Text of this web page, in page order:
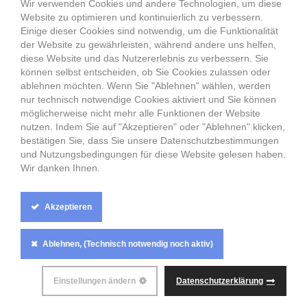
Frauen aus Russland, Russische Frauen
Partnervermittlung Belarus Weißrussland,
Partnervermittlung Minsk, Traumfrau aus Belarus
Weißrussland
Sie suchen eine Traumfrau aus Russland, Weissrussland, der
Ukraine, Deutschland? Frauen aus den Städte wie Moskau,
Minsk, Sankt Petersburg, Berlin suchen Ihren Traummann.
Singelpartys in Moskau, Sankt Petersburg, Minsk.
Singlepartys in Russland, Weißrussland, Belarus und der
Ukraine. Ihre Datingagentur für Russland, Ihre Datingagentur
für Weißrussland, Ihr Dating Minsk, Ihr Dating Moskau, Ihr
Dating Sankt Petersburg
Frauen aus Belarus Weißrussland, Belarus Weißrussische
Frauen, Frauen aus Minsk
ALLE RECHTE VORBEHALTENANASTASIA-
PARTNERVERMITTLUNG.DE© 2026
Cookie
Box
Settings
Wir verwenden Cookies und andere Technologien, um diese
Website zu optimieren und kontinuierlich zu verbessern.
Einige dieser Cookies sind notwendig, um die Funktionalität
der Website zu gewährleisten, während andere uns helfen,
diese Website und das Nutzererlebnis zu verbessern. Sie
können selbst entscheiden, ob Sie Cookies zulassen oder
ablehnen möchten. Wenn Sie "Ablehnen" wählen, werden
nur technisch notwendige Cookies aktiviert und Sie können
möglicherweise nicht mehr alle Funktionen der Website
nutzen. Indem Sie auf "Akzeptieren" oder "Ablehnen" klicken,
bestätigen Sie, dass Sie unsere Datenschutzbestimmungen
und Nutzungsbedingungen für diese Website gelesen haben.
Wir danken Ihnen.
Akzeptieren
Ablehnen, (Technisch notwendig noch aktiv)
Datenschutzerklärung
Einstellungen ändern